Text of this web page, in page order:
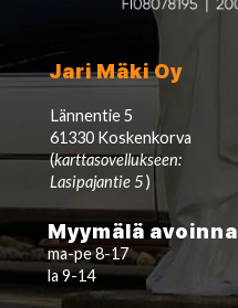
Jari Mäki Oy
Lännentie 5
61330 Koskenkorva
(karttasovellukseen:
Lasipajantie 5)
Myymälä avoinna
ma-pe 8-17
la 9-14